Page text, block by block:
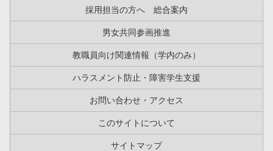
採用担当の方へ 総合案内
男女共同参画推進
教職員向け関連情報（学内のみ）
ハラスメント防止・障害学生支援
お問い合わせ・アクセス
このサイトについて
サイトマップ